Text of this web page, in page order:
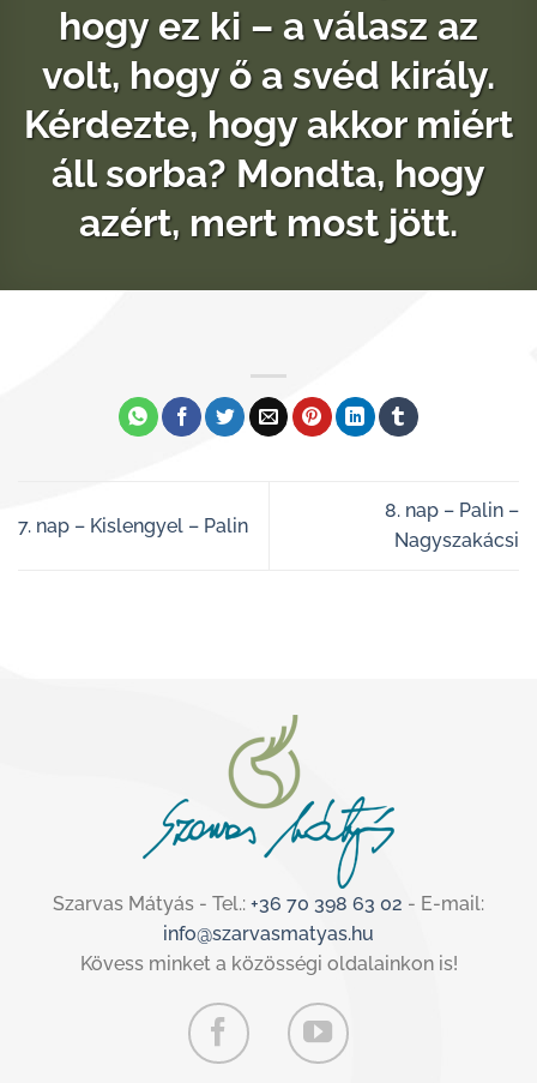
hogy ez ki – a válasz az
volt, hogy ő a svéd király.
Kérdezte, hogy akkor miért
áll sorba? Mondta, hogy
azért, mert most jött.
7. nap – Kislengyel – Palin
8. nap – Palin –
Nagyszakácsi
Szarvas Mátyás - Tel.: +36 70 398 63 02 - E-mail:
info@szarvasmatyas.hu
Kövess minket a közösségi oldalainkon is!